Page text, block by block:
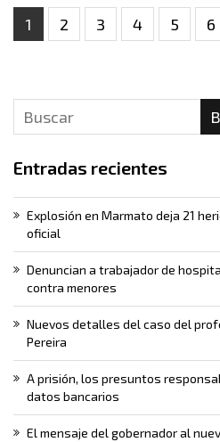
1 2 3 4 5 6
Entradas recientes
Explosión en Marmato deja 21
oficial
Denuncian a trabajador de
contra menores
Nuevos detalles del caso del
Pereira
A prisión, los presuntos
datos bancarios
El mensaje del gobernador al